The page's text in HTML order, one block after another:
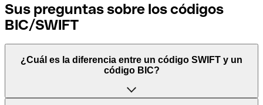
Sus preguntas sobre los códigos
BIC/SWIFT
¿Cuál es la diferencia entre un código SWIFT y un
código BIC?